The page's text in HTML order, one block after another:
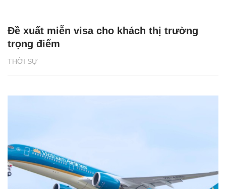
THỜI SỰ
Đề xuất miễn visa cho khách thị trường
trọng điểm